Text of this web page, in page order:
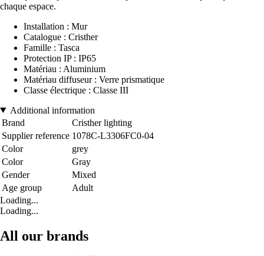
chaque espace.
Installation : Mur
Catalogue : Cristher
Famille : Tasca
Protection IP : IP65
Matériau : Aluminium
Matériau diffuseur : Verre prismatique
Classe électrique : Classe III
Additional information
Brand
Cristher lighting
Supplier reference 1078C-L3306FC0-04
Color
grey
Color
Gray
Gender
Mixed
Age group
Adult
Loading...
Loading...
All our brands